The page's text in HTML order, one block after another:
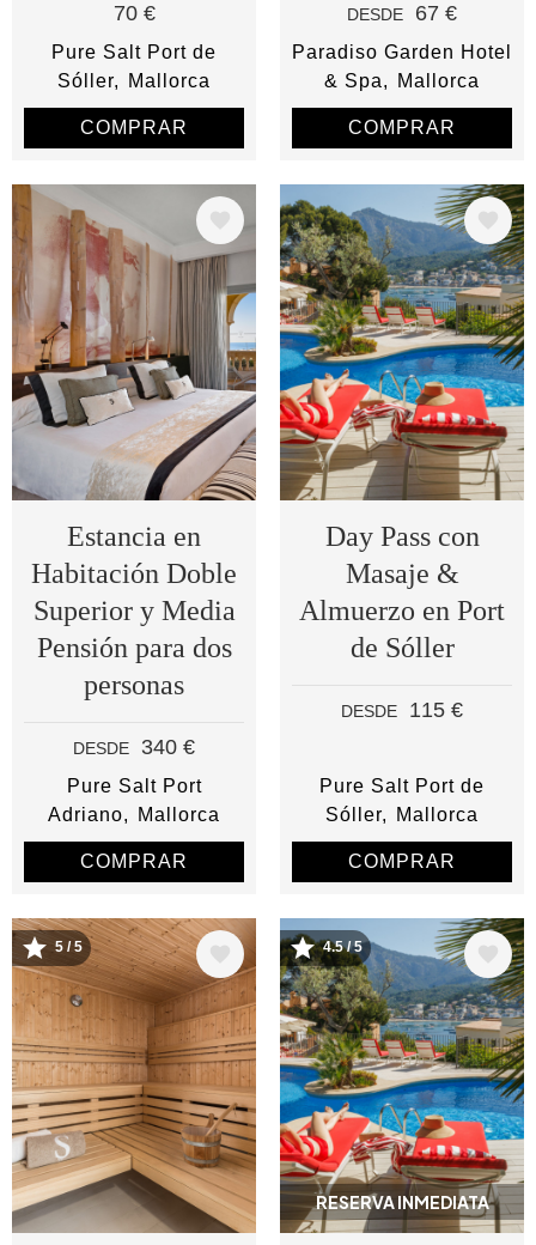
70 €
Pure Salt Port de
Sóller
Mallorca
COMPRAR
DESDE 67 €
Paradiso Garden Hotel
& Spa
Mallorca
COMPRAR
Image
Estancia en
Habitación Doble
Superior y Media
Pensión para dos
personas
DESDE 340 €
Pure Salt Port
Adriano
Mallorca
COMPRAR
Image
Day Pass con
Masaje &
Almuerzo en Port
de Sóller
DESDE 115 €
Pure Salt Port de
Sóller
Mallorca
COMPRAR
Image
5 / 5
RESERVA INMEDIATA
Image
4.5 / 5